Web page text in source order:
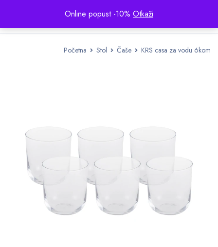
Online popust -10% Otkaži
Početna Stol Čaše KRS casa za vodu 6kom